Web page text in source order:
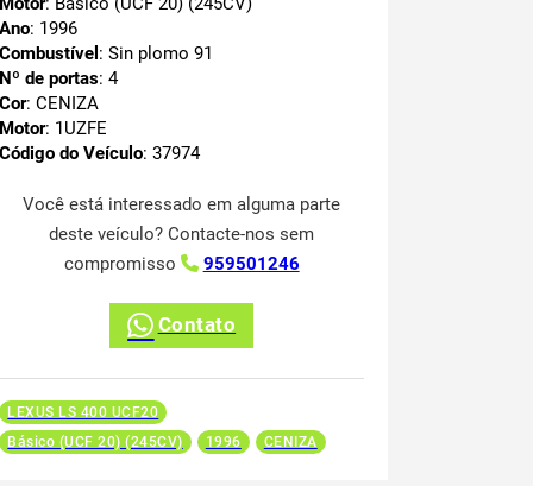
Ano: 1996
Combustível : Sin plomo 91
Nº de portas: 4
Cor: CENIZA
Motor: 1UZFE
Código do Veículo: 37974
Você está interessado em alguma parte
deste veículo? Contacte-nos sem
compromisso
959501246
Contato
LEXUS LS 400 UCF20
Básico (UCF 20) (245CV)
1996 CENIZA